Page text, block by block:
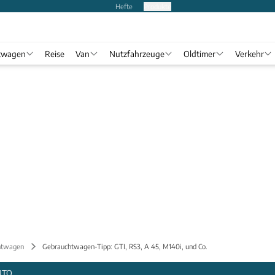
Hefte
Reise Van Nutzfahrzeuge Oldtimer Verkehr
Gebrauchtwagen-Tipp: GTI, RS3, A 45, M140i, und Co.